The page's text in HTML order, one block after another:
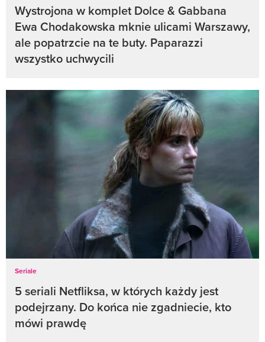
Wystrojona w komplet Dolce & Gabbana
Ewa Chodakowska mknie ulicami Warszawy,
ale popatrzcie na te buty. Paparazzi
wszystko uchwycili
Seriale
5 seriali Netfliksa, w których każdy jest
podejrzany. Do końca nie zgadniecie, kto
mówi prawdę